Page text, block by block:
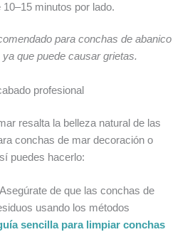
minutos por lado.
para conchas de abanico
que puede causar grietas.
profesional
resalta la belleza natural de las
conchas de mar decoración o
puedes hacerlo:
de que las conchas de
usando los métodos
sencilla para limpiar conchas